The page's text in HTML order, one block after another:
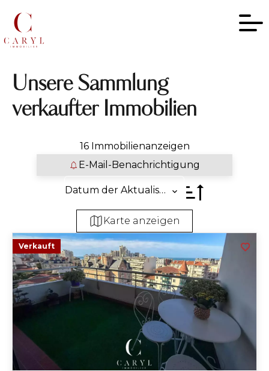
Unsere Sammlung
verkaufter Immobilien
16 Immobilienanzeigen
E-Mail-Benachrichtigung
Datum der Aktualisierung
Karte anzeigen
Verkauft
+
−